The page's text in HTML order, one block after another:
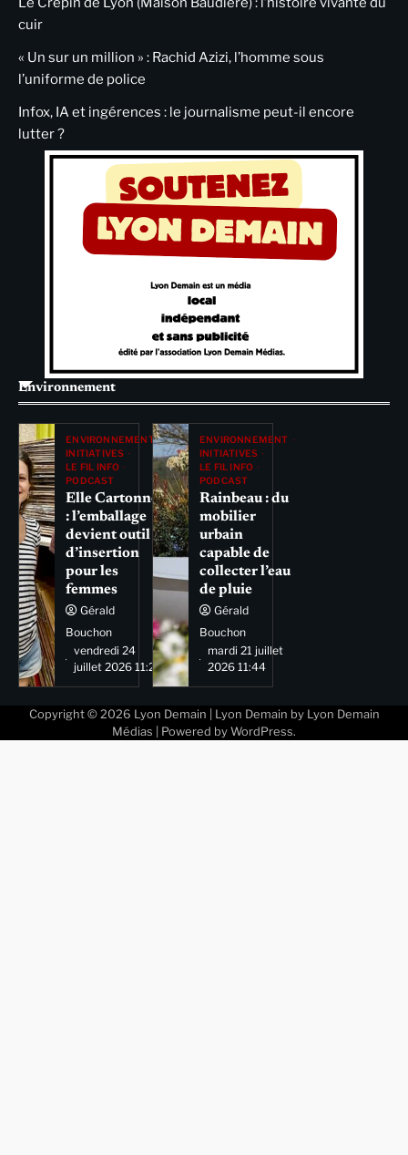
cuir
« Un sur un million » : Rachid Azizi, l’homme sous
l’uniforme de police
Infox, IA et ingérences : le journalisme peut-il encore
lutter ?
Environnement
ENVIRONNEMENT
INITIATIVES
LE FIL INFO
PODCAST
Elle Cartonne
: l’emballage
devient outil
d’insertion
pour les
femmes
Gérald
Bouchon
vendredi 24
juillet 2026 11:29
ENVIRONNEMENT
INITIATIVES
LE FIL INFO
PODCAST
Rainbeau : du
mobilier
urbain
capable de
collecter l’eau
de pluie
Gérald
Bouchon
mardi 21 juillet
2026 11:44
Copyright © 2026 Lyon Demain | Lyon Demain by Lyon Demain
Médias | Powered by WordPress.